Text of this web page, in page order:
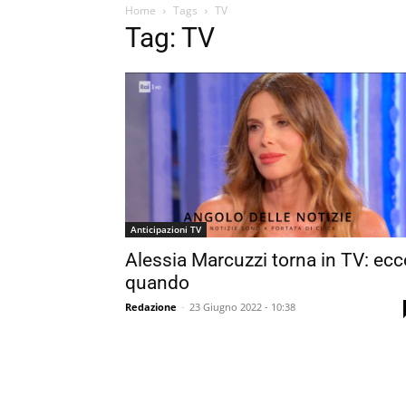
Home Tags TV
Tag: TV
Anticipazioni TV
Alessia Marcuzzi torna in TV:
quando
Redazione - 23 Giugno 2022 - 10:38